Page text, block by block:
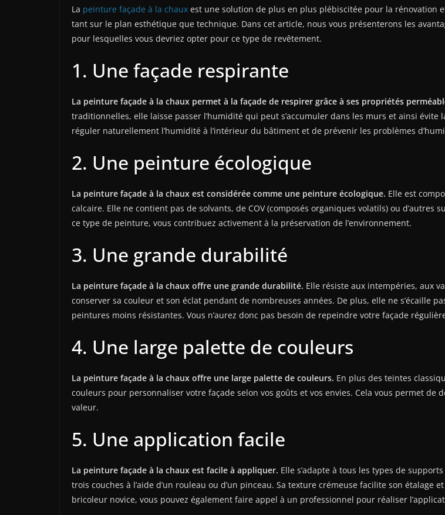
La peinture façade à la chaux est une solution de plus en plus plébiscitée pour la rénovation
tant sur le plan esthétique que technique. Dans cet article, nous vous présenterons les
pour lesquelles vous devriez opter pour ce type de revêtement.
1. Une façade respirante
La peinture façade à la chaux permet à la façade de respirer grâce à ses propriétés
traditionnelles, elle laisse passer l’humidité qui peut s’accumuler dans les murs et ainsi
réguler naturellement l’humidité à l’intérieur du bâtiment et de prévenir les problèmes
2. Une peinture écologique
La peinture façade à la chaux est considérée comme une peinture écologique. Elle est
calcaire. Elle ne contient pas de solvants, de COV (composés organiques volatils) ou
ce type de peinture, vous contribuez activement à la préservation de l’environnement.
3. Une grande durabilité
La peinture façade à la chaux offre une grande durabilité. Elle résiste aux intempéries, aux
conserver sa couleur et son éclat pendant de nombreuses années. De plus, elle ne s’écaille
peintures moins résistantes. Vous n’aurez donc pas besoin de repeindre votre façade
4. Une large palette de couleurs
La peinture façade à la chaux offre une large palette de couleurs. En plus des teintes
couleurs pour personnaliser votre façade selon vos goûts et vos envies. Cela vous permet
valeur.
5. Une application facile
La peinture façade à la chaux est facile à appliquer. Elle s’adapte à tous les types de
trois couches à l’aide d’un rouleau ou d’un pinceau. Sa texture crémeuse facilite son
bricoleur novice, vous pouvez également faire appel à un professionnel pour réaliser